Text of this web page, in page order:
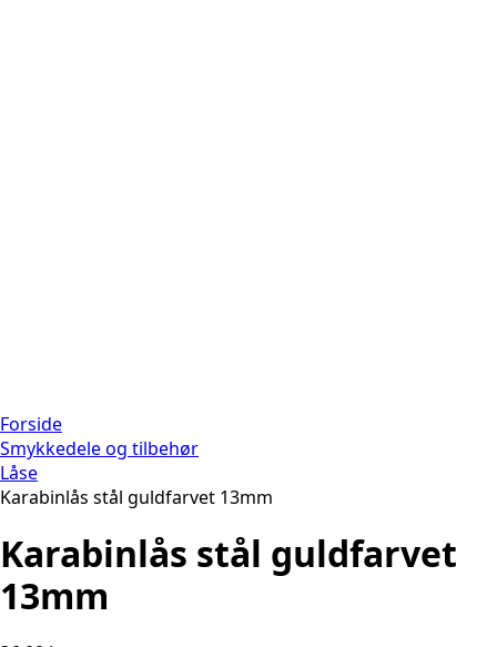
Forside
Smykkedele og tilbehør
Låse
Karabinlås stål guldfarvet 13mm
Karabinlås stål guldfarvet
13mm